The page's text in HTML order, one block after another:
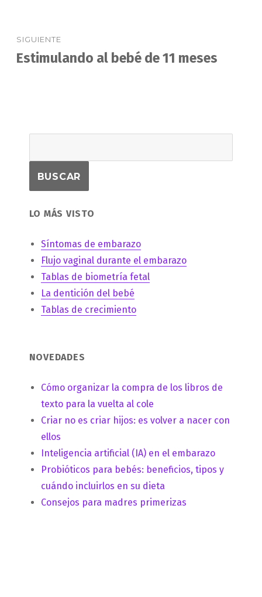
SIGUIENTE
Entrada
Estimulando al bebé de 11 meses
LO MÁS VISTO
Síntomas de embarazo
Flujo vaginal durante el embarazo
Tablas de biometría fetal
La dentición del bebé
Tablas de crecimiento
NOVEDADES
Cómo organizar la compra de los libros de
texto para la vuelta al cole
Criar no es criar hijos: es volver a nacer con
ellos
Inteligencia artificial (IA) en el embarazo
Probióticos para bebés: beneficios, tipos y
cuándo incluirlos en su dieta
Consejos para madres primerizas